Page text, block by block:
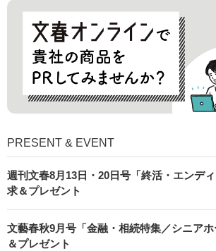
PRESENT & EVENT
週刊文春8月13日・20日号「終活・エンデ
求＆プレゼント
文藝春秋9月号「金融・相続特集／シニア
＆プレゼント